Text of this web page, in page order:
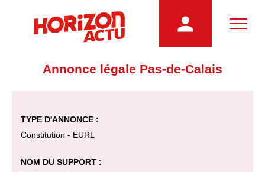
Annonce légale Pas-de-Calais
TYPE D'ANNONCE :
Constitution - EURL
NOM DU SUPPORT :